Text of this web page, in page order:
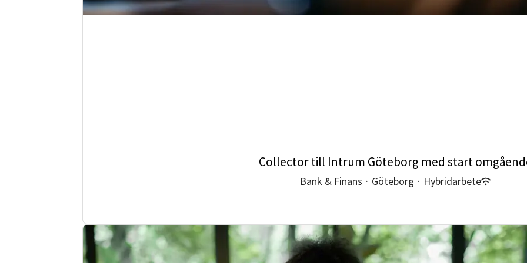
Collector till Intrum Göteborg med start
Bank & Finans · Göteborg · Hybridarbete